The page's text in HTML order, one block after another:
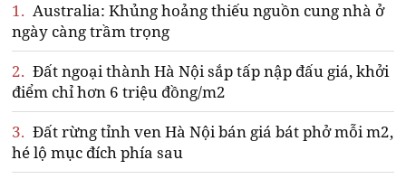
1. Australia: Khủng hoảng thiếu nguồn cung nhà ở
ngày càng trầm trọng
2. Đất ngoại thành Hà Nội sắp tấp nập đấu giá, khởi
điểm chỉ hơn 6 triệu đồng/m2
3. Đất rừng tỉnh ven Hà Nội bán giá bát phở mỗi m2,
hé lộ mục đích phía sau